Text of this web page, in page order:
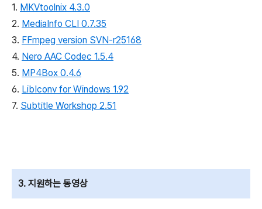
1. MKVtoolnix 4.3.0
2. MediaInfo CLI 0.7.35
3. FFmpeg version SVN-r25168
4. Nero AAC Codec 1.5.4
5. MP4Box 0.4.6
6. LibIconv for Windows 1.92
7. Subtitle Workshop 2.51
3. 지원하는 동영상